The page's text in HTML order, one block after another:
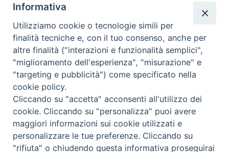
Regione ecclesiastica Puglia
Via Beltrani, 9
76125 Trani BT
Centralino Tel. 0883 494211
Cancelleria Tel. 0883 494204
cancelleria@arcidiocesitrani.it
Copyright © Arcidiocesi di Trani Barletta Bisceglie
Informativa
Utilizziamo cookie o tecnologie simili per
finalità tecniche e, con il tuo consenso, anche per
altre finalità ("interazioni e funzionalità semplici",
"miglioramento dell'esperienza", "misurazione" e
"targeting e pubblicità") come specificato nella
cookie policy.
Cliccando su "accetta" acconsenti all'utilizzo dei
cookie. Cliccando su "personalizza" puoi avere
maggiori informazioni sui cookie utilizzati e
personalizzare le tue preferenze. Cliccando su
"rifiuta" o chiudendo questa informativa proseguirai